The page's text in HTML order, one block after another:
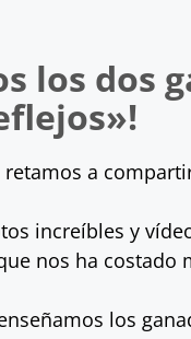
los dos
a
increíbles y
nos ha costado
los